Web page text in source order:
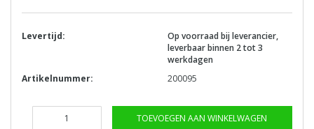
Levertijd:
Op voorraad bij leverancier,
leverbaar binnen 2 tot 3
werkdagen
Artikelnummer:
200095
TOEVOEGEN AAN WINKELWAGEN